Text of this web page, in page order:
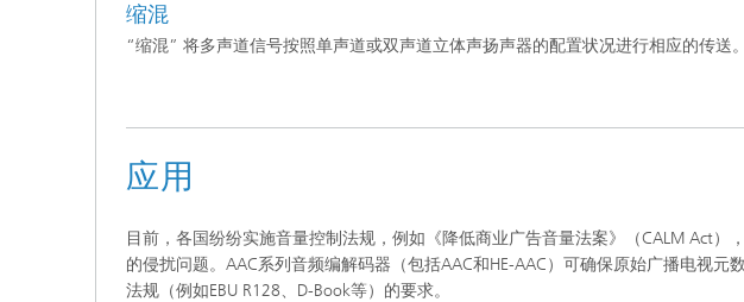
缩混
“缩混” 将多声道信号按照单声道或双声道立体声扬声器的配置状况进行相应的传送。
应用
目前，各国纷纷实施音量控制法规，例如《降低商业广告音量法案》（CALM Act
的侵扰问题。AAC系列音频编解码器（包括AAC和HE-AAC）可确保原始广播电视
法规（例如EBU R128、D-Book等）的要求。